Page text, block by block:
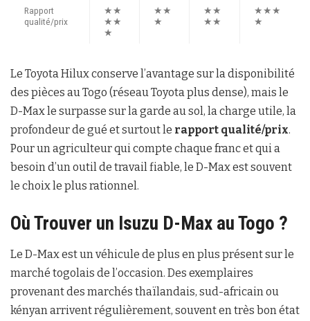
Rapport
qualité/prix
★★
★★
★
★★
★
★★
★★
★★★
★
Le Toyota Hilux conserve l’avantage sur la disponibilité
des pièces au Togo (réseau Toyota plus dense), mais le
D-Max le surpasse sur la garde au sol, la charge utile, la
profondeur de gué et surtout le rapport qualité/prix.
Pour un agriculteur qui compte chaque franc et qui a
besoin d’un outil de travail fiable, le D-Max est souvent
le choix le plus rationnel.
Où Trouver un Isuzu D-Max au Togo ?
Le D-Max est un véhicule de plus en plus présent sur le
marché togolais de l’occasion. Des exemplaires
provenant des marchés thaïlandais, sud-africain ou
kényan arrivent régulièrement, souvent en très bon état